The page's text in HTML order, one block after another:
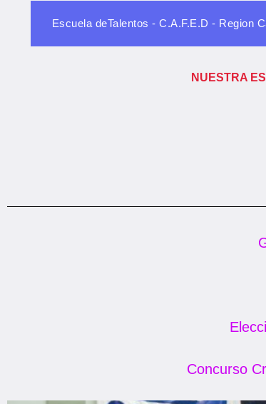
Escuela deTalentos - C.A.F.E.D - Region
NUESTRA
Concurso